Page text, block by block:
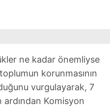
ne kadar önemliyse
korunmasının
vurgulayarak, 7
Komisyon